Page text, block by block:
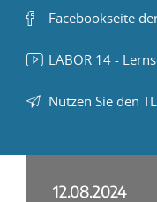
Facebookseite
LABOR 14 -
Nutzen Sie den
12.08.2024